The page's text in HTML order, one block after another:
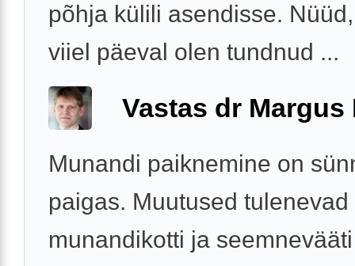
põhja külili asendisse.
viiel päeval olen tundnud ...
Vastas dr Margus
Munandi paiknemine on
paigas. Muutused
munandikotti ja seemnevääti